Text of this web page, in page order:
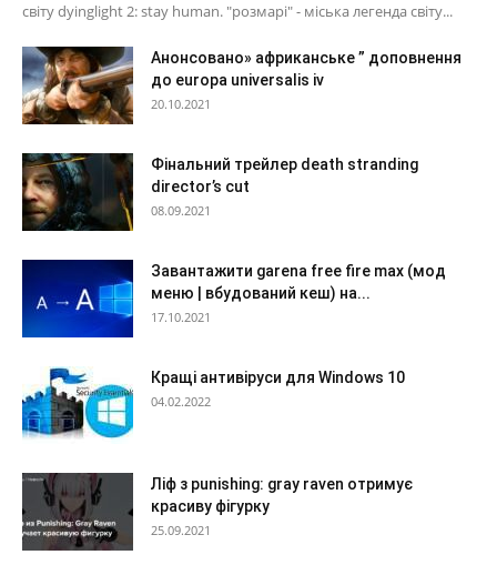
світу dyinglight 2: stay human. "розмарі" - міська легенда світу...
Анонсовано» африканське ” доповнення
до europa universalis iv
20.10.2021
Фінальний трейлер death stranding
director’s cut
08.09.2021
Завантажити garena free fire max (мод
меню | вбудований кеш) на...
17.10.2021
Кращі антивіруси для Windows 10
04.02.2022
Ліф з punishing: gray raven отримує
красиву фігурку
25.09.2021